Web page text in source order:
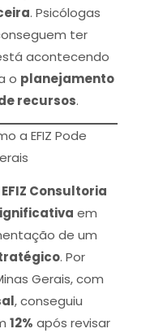
. Psicólogas
ter
acontecendo
o planejamento
recursos.
a EFIZ Pode
EFIZ Consultoria
em
de um
. Por
Gerais, com
, conseguiu
12% após revisar